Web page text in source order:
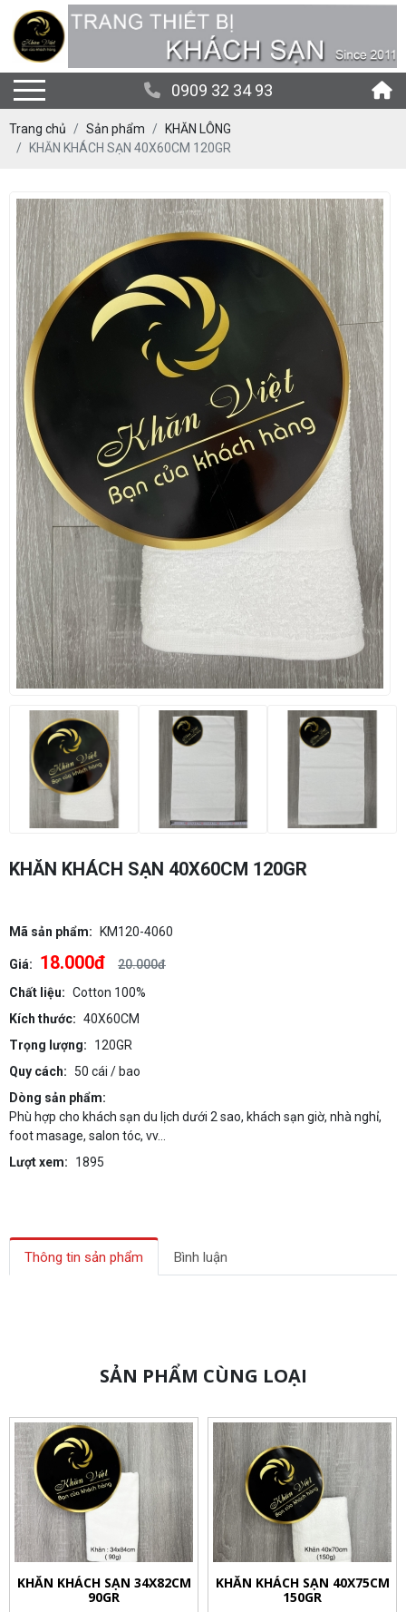
0909 32 34 93
Trang chủ Sản phẩm
KHĂN LÔNG
KHĂN KHÁCH SẠN 40X60CM 120GR
KHĂN KHÁCH SẠN 40X60CM 120GR
Mã sản phẩm: KM120-4060
Giá: 18.000đ
20.000đ
Chất liệu: Cotton 100%
Kích thước: 40X60CM
Trọng lượng:
120GR
Quy cách:
50 cái / bao
Dòng sản phẩm:
Phù hợp cho khách sạn du lịch dưới 2 sao, khách sạn giờ, nhà nghỉ,
foot masage, salon tóc, vv...
Lượt xem:
1895
Thông tin sản phẩm Bình luận
SẢN PHẨM CÙNG LOẠI
KHĂN KHÁCH SẠN 34X82CM
90GR
KHĂN KHÁCH SẠN 40X75CM
150GR